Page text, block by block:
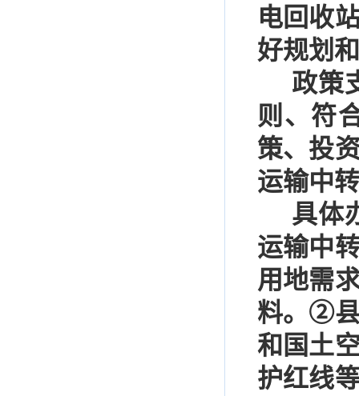
电回收
好规划
政策
则、符
策、投
运输中
具体
运输中
用地需
料。 ②
和国土
护红线